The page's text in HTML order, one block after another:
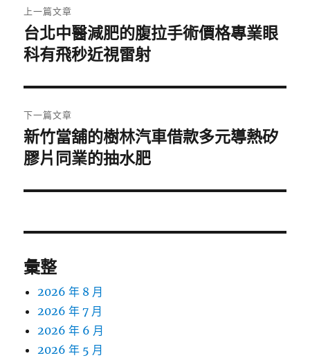
章
導
覽
上一篇文章
上
一
文
章:
台北中醫減肥的腹拉手術價格專業眼
科有飛秒近視雷射
下一篇文章
下
一
文
新竹當舖的樹林汽車借款多元導熱矽
膠片同業的抽水肥
彙整
2026 年 8 月
2026 年 7 月
2026 年 6 月
2026 年 5 月